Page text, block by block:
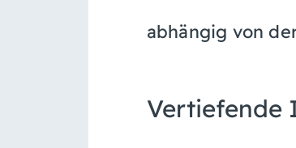
abhängig von
Vertiefende